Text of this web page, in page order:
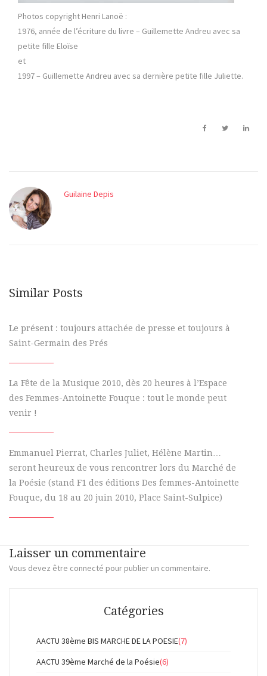
Photos copyright Henri Lanoë :
1976, année de l’écriture du livre – Guillemette Andreu avec sa
petite fille Eloïse
et
1997 – Guillemette Andreu avec sa dernière petite fille Juliette.
Guilaine Depis
Similar Posts
Le présent : toujours attachée de presse et toujours à
Saint-Germain des Prés
La Fête de la Musique 2010, dès 20 heures à l’Espace
des Femmes-Antoinette Fouque : tout le monde peut
venir !
Emmanuel Pierrat, Charles Juliet, Hélène Martin…
seront heureux de vous rencontrer lors du Marché de
la Poésie (stand F1 des éditions Des femmes-Antoinette
Fouque, du 18 au 20 juin 2010, Place Saint-Sulpice)
Laisser un commentaire
Vous devez être connecté pour publier un commentaire.
Catégories
AACTU 38ème BIS MARCHE DE LA POESIE(7)
AACTU 39ème Marché de la Poésie(6)